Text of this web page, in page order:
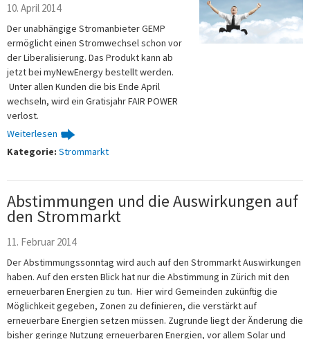
10. April 2014
Der unabhängige Stromanbieter GEMP
ermöglicht einen Stromwechsel schon vor
der Liberalisierung. Das Produkt kann ab
jetzt bei myNewEnergy bestellt werden.
Unter allen Kunden die bis Ende April
wechseln, wird ein Gratisjahr FAIR POWER
verlost.
Weiterlesen
Kategorie: Strommarkt
Abstimmungen und die Auswirkungen auf
den Strommarkt
11. Februar 2014
Der Abstimmungssonntag wird auch auf den Strommarkt Auswirkungen
haben. Auf den ersten Blick hat nur die Abstimmung in Zürich mit den
erneuerbaren Energien zu tun. Hier wird Gemeinden zukünftig die
Möglichkeit gegeben, Zonen zu definieren, die verstärkt auf
erneuerbare Energien setzen müssen. Zugrunde liegt der Änderung die
bisher geringe Nutzung erneuerbaren Energien, vor allem Solar und